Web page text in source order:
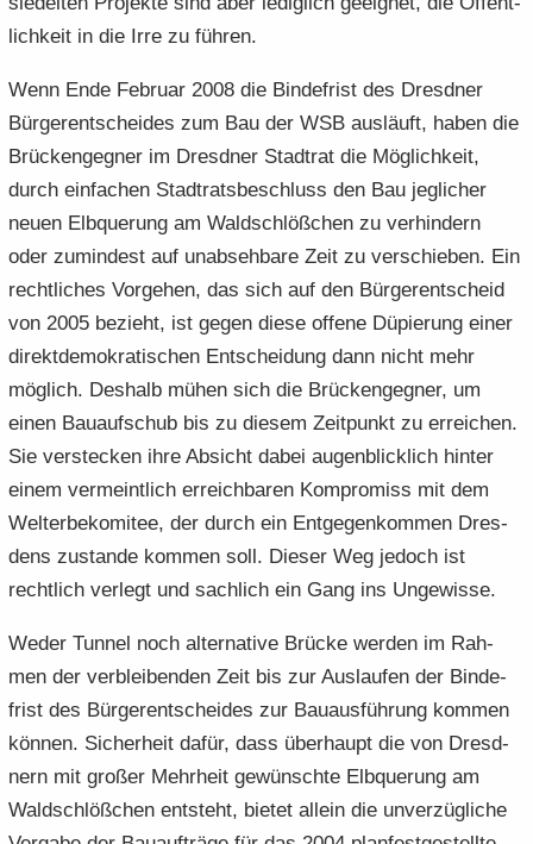
lich­keit in die Irre zu füh­ren.
Wenn Ende Fe­bru­ar 2008 die Bin­de­frist des Dresd­ner
Bür­ger­ent­schei­des zum Bau der WSB aus­läuft, haben die
Brü­cken­geg­ner im Dresd­ner Stadt­rat die Mög­lich­keit,
durch ein­fa­chen Stadt­rats­be­schluss den Bau jeg­li­cher
neuen Elb­que­rung am Wald­schlöß­chen zu ver­hin­dern
oder zu­min­dest auf un­ab­seh­ba­re Zeit zu ver­schie­ben. Ein
recht­li­ches Vor­ge­hen, das sich auf den Bür­ger­ent­scheid
von 2005 be­zieht, ist gegen diese of­fe­ne Dü­pie­rung einer
di­rekt­de­mo­kra­ti­schen Ent­schei­dung dann nicht mehr
mög­lich. Des­halb mühen sich die Brü­cken­geg­ner, um
einen Bau­auf­schub bis zu die­sem Zeit­punkt zu er­rei­chen.
Sie ver­ste­cken ihre Ab­sicht dabei au­gen­blick­lich hin­ter
einem ver­meint­lich er­reich­ba­ren Kom­pro­miss mit dem
Welt­erbe­ko­mi­tee, der durch ein Ent­ge­gen­kom­men Dres­
dens zu­stan­de kom­men soll. Die­ser Weg je­doch ist
recht­lich ver­legt und sach­lich ein Gang ins Un­ge­wis­se.
Weder Tun­nel noch al­ter­na­ti­ve Brü­cke wer­den im Rah­
men der ver­blei­ben­den Zeit bis zur Aus­lau­fen der Bin­de­
frist des Bür­ger­ent­schei­des zur Bau­aus­füh­rung kom­men
kön­nen. Si­cher­heit dafür, dass über­haupt die von Dresd­
nern mit gro­ßer Mehr­heit ge­wünsch­te Elb­que­rung am
Wald­schlöß­chen ent­steht, bie­tet al­lein die un­ver­züg­li­che